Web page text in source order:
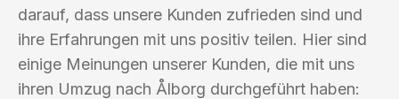
darauf, dass unsere Kunden zufrieden sind und
ihre Erfahrungen mit uns positiv teilen. Hier sind
einige Meinungen unserer Kunden, die mit uns
ihren Umzug nach Ålborg durchgeführt haben: